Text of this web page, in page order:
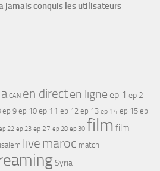
jamais conquis les utilisateurs
CAN en directen ligne ep 1 ep 2
ep 9 ep 10 ep 11 ep 12 ep 13 ep 14 ep 15 ep
22 ep 23 ep 27 ep 28 ep 30 film film
live maroc match
Syria